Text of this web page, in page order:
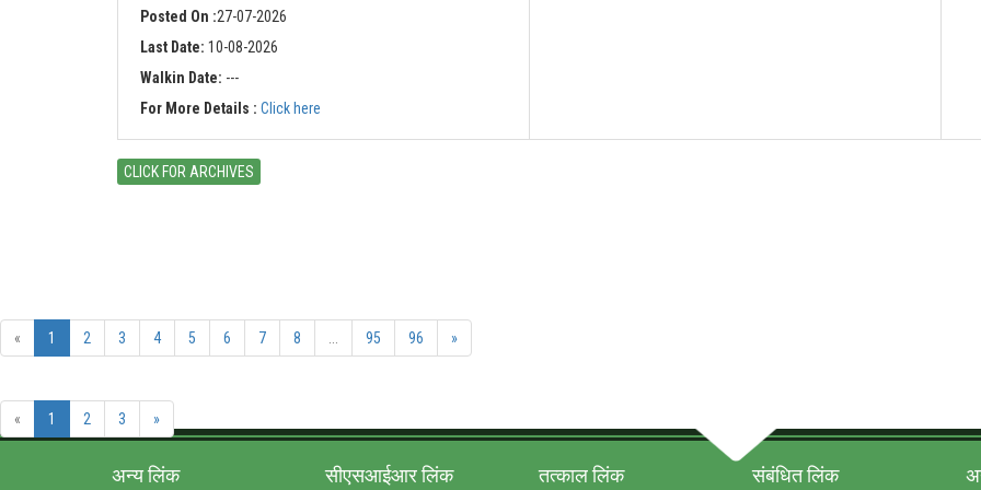
Posted On :27-07-2026
Last Date: 10-08-2026
Walkin Date: ---
For More Details : Click here
CLICK FOR ARCHIVES
« 1 2 3 4 5 6 7 8 95 96 »
« 1 2 3 »
अन्‍य लिंक सीएसआईआर लिंक तत्‍काल लिंक संबंधित लिंक